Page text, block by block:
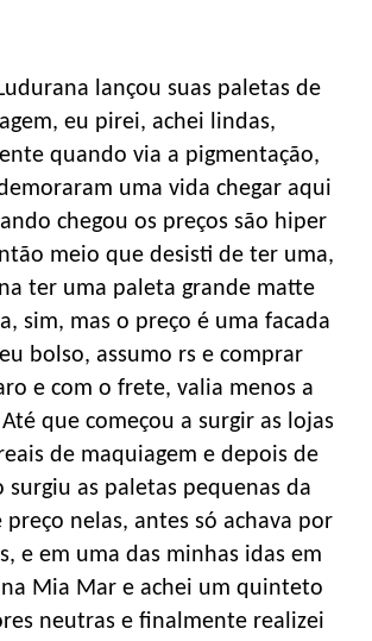
lançou suas paletas de
eu pirei, achei lindas,
quando via a pigmentação,
uma vida chegar aqui
chegou os preços são hiper
meio que desisti de ter uma,
ter uma paleta grande matte
sim, mas o preço é uma facada
bolso, assumo rs e comprar
e com o frete, valia menos a
que começou a surgir as lojas
de maquiagem e depois de
surgiu as paletas pequenas da
preço nelas, antes só achava por
e em uma das minhas idas em
Mia Mar e achei um quinteto
neutras e finalmente realizei